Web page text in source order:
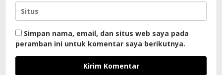
Simpan nama, email, dan situs web saya pada
peramban ini untuk komentar saya berikutnya.